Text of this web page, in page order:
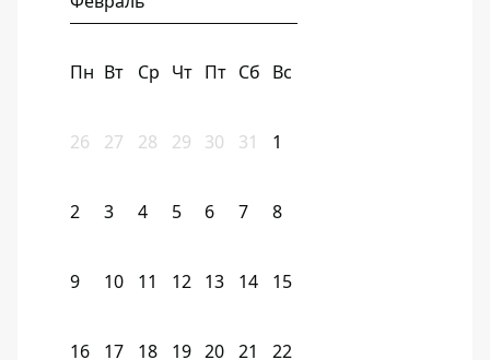
Пн Вт Ср Чт Пт Сб Вс
26 27 28 29 30 31 1
2 3 4 5 6 7 8
9 10 11 12 13 14 15
16 17 18 19 20 21 22